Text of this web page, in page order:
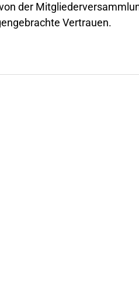
der
Vertrauen.